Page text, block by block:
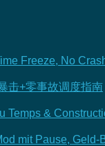
Freeze, No
击+零事故调度指南
Temps &
mit Pause,